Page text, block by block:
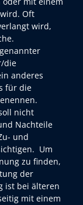
Oft
wird,
die
anderes
für die
nicht
Nachteile
und
Um
zu finden,
der
ist bei älteren
mit einem